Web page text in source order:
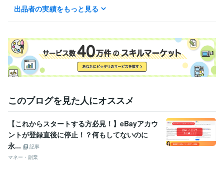
その他本業中でも空き時間にて対応が可能となっておりますので、よろ
しくお願いいたします。
出品者の実績をもっと見る
このブログを見た人にオススメ
【これからスタートする方必見！】eBayアカウ
ントが登録直後に停止！？何もしてないのに
永...
記事
マネー・副業